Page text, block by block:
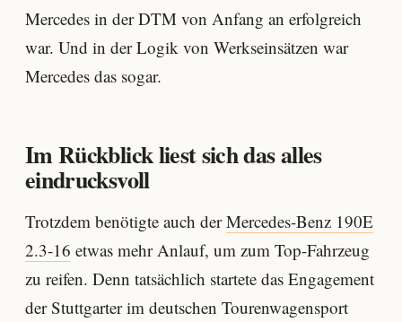
Mercedes in der DTM von Anfang an erfolgreich
war. Und in der Logik von Werkseinsätzen war
Mercedes das sogar.
Im Rückblick liest sich das alles
eindrucksvoll
Trotzdem benötigte auch derMercedes-Benz 190E
2.3-16 etwas mehr Anlauf, um zum Top-Fahrzeug
zu reifen. Denn tatsächlich startete das Engagement
der Stuttgarter im deutschen Tourenwagensport